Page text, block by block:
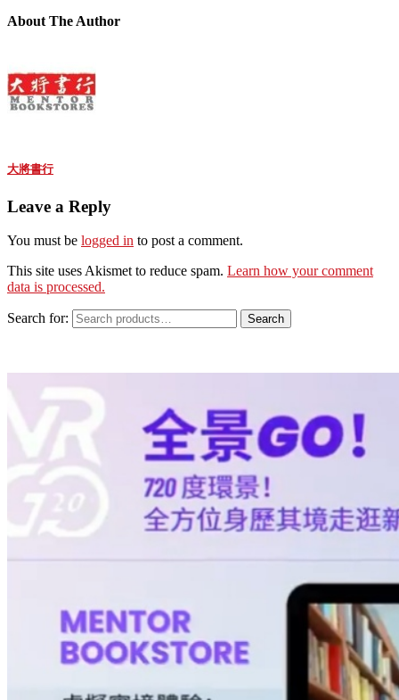
About The Author
大將書行
Leave a Reply
You must be logged in to post a comment.
This site uses Akismet to reduce spam. Learn how your comment
data is processed.
Search for: Search